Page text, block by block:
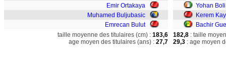
Emir Ortakaya
Muhamed Buljubasic
Emrecan Bulut
Yohan Boli
Kerem
Bachir
taille moyenne des titulaires (cm) : 183,6
age moyen des titulaires (ans) : 27,7
182,8 : taille
29,3 : age moyen